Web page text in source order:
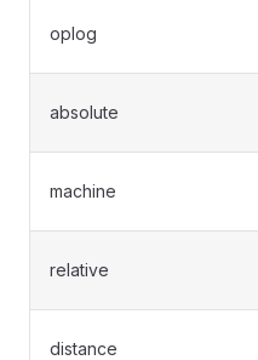
oplog
absolute
machine
relative
distance